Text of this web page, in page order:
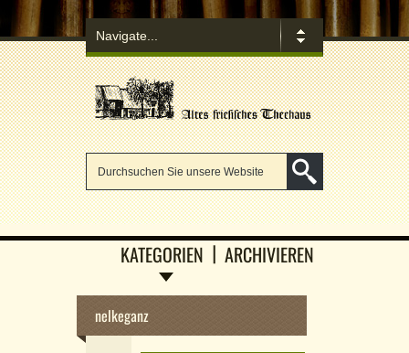
KATEGORIEN ARCHIVIEREN
nelkeganz